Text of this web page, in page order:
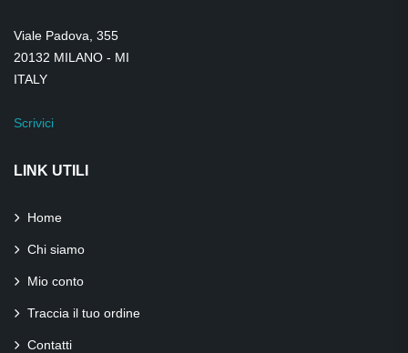
Viale Padova, 355
20132 MILANO - MI
ITALY
Scrivici
LINK UTILI
Home
Chi siamo
Mio conto
Traccia il tuo ordine
Contatti